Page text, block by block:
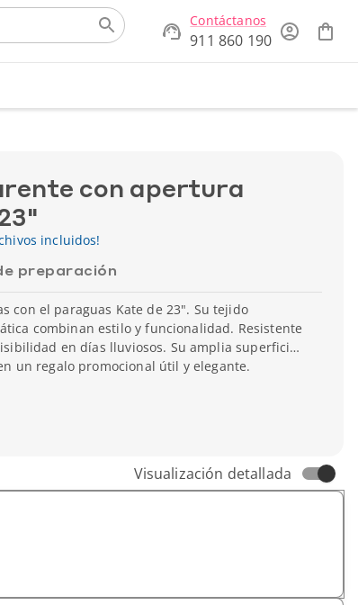
Contáctanos
911 860 190
con apertura
incluidos!
preparación
con el paraguas Kate de 23". Su tejido
combinan estilo y funcionalidad. Resistente
en días lluviosos. Su amplia superficie
un regalo promocional útil y elegante.
Visualización detallada